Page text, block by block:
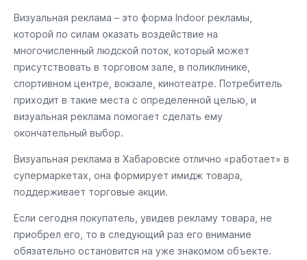
Визуальная реклама – это форма Indoor рекламы,
которой по силам оказать воздействие на
многочисленный людской поток, который может
присутствовать в торговом зале, в поликлинике,
спортивном центре, вокзале, кинотеатре. Потребитель
приходит в такие места с определенной целью, и
визуальная реклама помогает сделать ему
окончательный выбор.
Визуальная реклама в Хабаровске отлично «работает» в
супермаркетах, она формирует имидж товара,
поддерживает торговые акции.
Если сегодня покупатель, увидев рекламу товара, не
приобрел его, то в следующий раз его внимание
обязательно остановится на уже знакомом объекте.